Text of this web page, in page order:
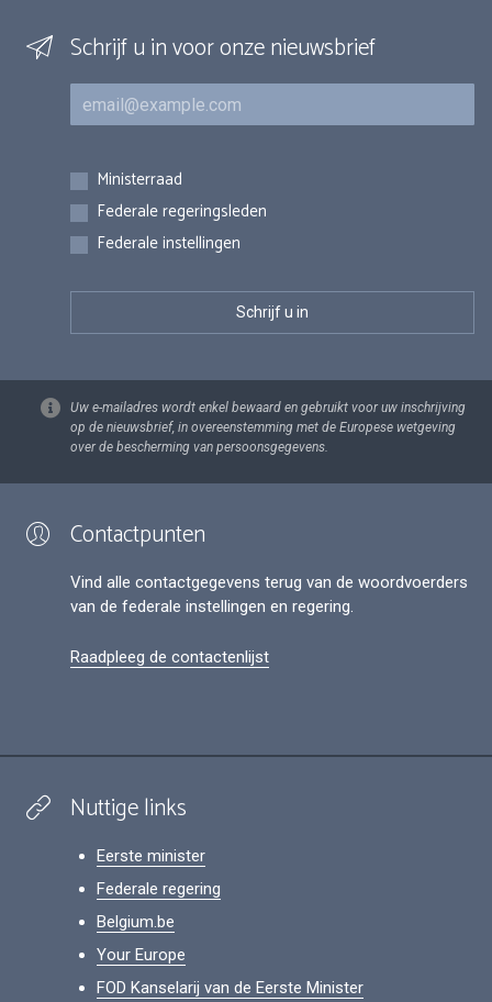
Schrijf u in voor onze nieuwsbrief
E-mail
Inschrijvingen
Ministerraad
Federale regeringsleden
Federale instellingen
Uw e-mailadres wordt enkel bewaard en gebruikt voor uw inschrijving
op de nieuwsbrief, in overeenstemming met de Europese wetgeving
over de bescherming van persoonsgegevens.
Contactpunten
Vind alle contactgegevens terug van de woordvoerders
van de federale instellingen en regering.
Raadpleeg de contactenlijst
Nuttige links
Eerste minister
Federale regering
Belgium.be
Your Europe
FOD Kanselarij van de Eerste Minister